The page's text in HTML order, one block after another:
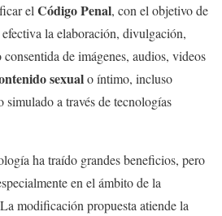
el Código Penal, con el objetivo de
la elaboración, divulgación,
de imágenes, audios, videos
sexualo íntimo, incluso
simulado a través de tecnologías
ha traído grandes beneficios, pero
en el ámbito de la
modificación propuesta atiende la